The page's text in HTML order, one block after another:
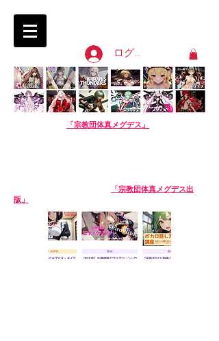
ログイン
「宗教団体真メグデス」
「宗教団体真メグデス出
版」